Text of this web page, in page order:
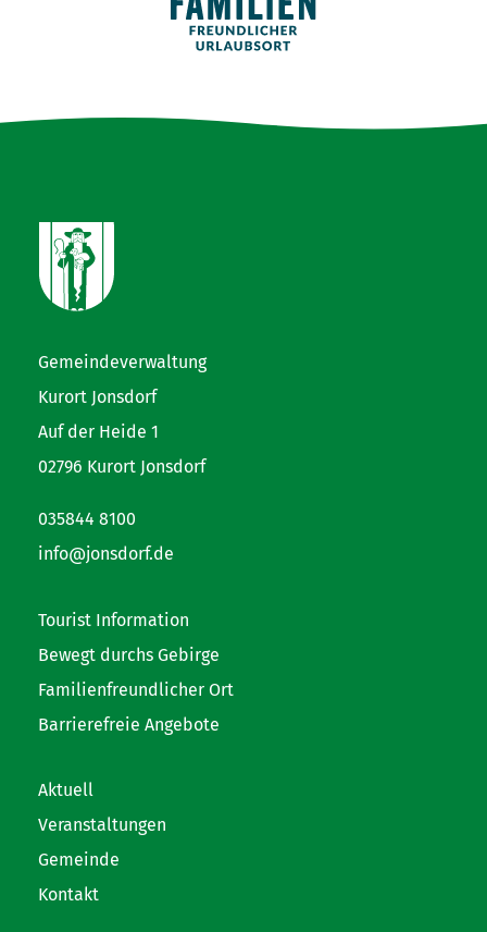
Gemeindeverwaltung
Kurort Jonsdorf
Auf der Heide 1
02796 Kurort Jonsdorf
035844 8100
info@jonsdorf.de
Tourist Information
Bewegt durchs Gebirge
Familienfreundlicher Ort
Barrierefreie Angebote
Aktuell
Veranstaltungen
Gemeinde
Kontakt